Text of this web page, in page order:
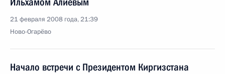
21 февраля 2008 года, 21:39
Ново-Огарёво
Начало встречи с Президентом Киргизстана